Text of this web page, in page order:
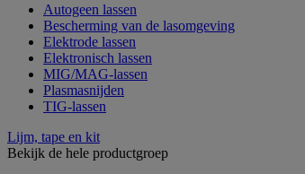
Autogeen lassen
Bescherming van de lasomgeving
Elektrode lassen
Elektronisch lassen
MIG/MAG-lassen
Plasmasnijden
TIG-lassen
Lijm, tape en kit
Bekijk de hele productgroep